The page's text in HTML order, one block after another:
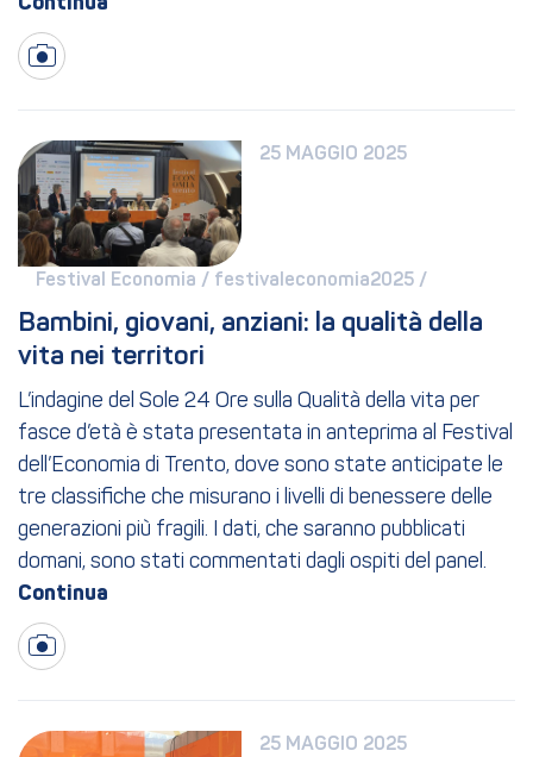
25 MAGGIO 2025
Festival Economia / festivaleconomia2025 /
Bambini, giovani, anziani: la qualità della
vita nei territori
L’indagine del Sole 24 Ore sulla Qualità della vita per
fasce d’età è stata presentata in anteprima al Festival
dell’Economia di Trento, dove sono state anticipate le
tre classifiche che misurano i livelli di benessere delle
generazioni più fragili. I dati, che saranno pubblicati
domani, sono stati commentati dagli ospiti del panel.
25 MAGGIO 2025